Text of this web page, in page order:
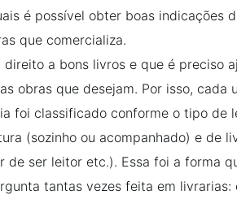
é possível obter boas indicações
que comercializa.
a bons livros e que é preciso
obras que desejam. Por isso, cada
foi classificado conforme o tipo de
(sozinho ou acompanhado) e de
de ser leitor etc.). Essa foi a forma
tantas vezes feita em livrarias: